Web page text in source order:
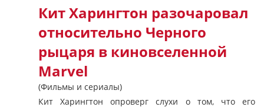
Кит Харингтон разочаровал
относительно Черного
рыцаря в киновселенной
Marvel
(Фильмы и сериалы)
Кит Харингтон опроверг слухи о том, что его